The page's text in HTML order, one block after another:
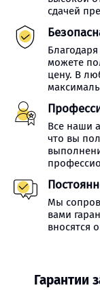
сдачей
можете
цену. В
Все наши
что вы
Мы
вами
вносятся
Гарантии